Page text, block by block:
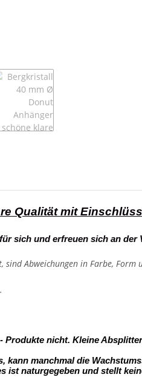
Qualität mit
sich und erfreuen sich an der
Abweichungen in Farbe,
nicht. Kleine
kann manchmal die
ist naturgegeben und stellt